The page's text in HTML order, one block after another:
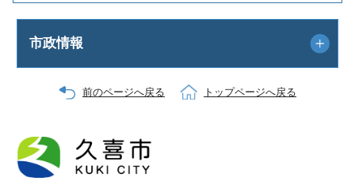
市政情報
前のページへ戻る トップページへ戻る